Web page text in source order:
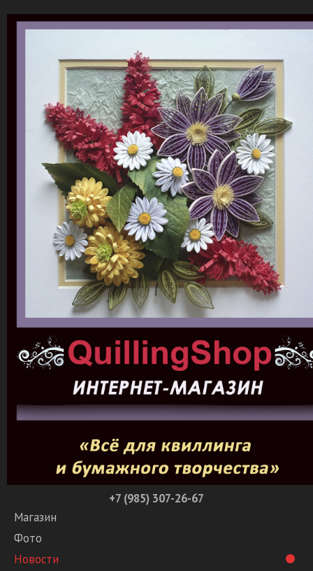
+7 (985) 307-26-67
Магазин
Фото
Новости